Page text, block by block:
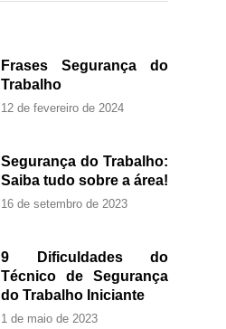
Frases Segurança do
Trabalho
12 de fevereiro de 2024
Segurança do Trabalho:
Saiba tudo sobre a área!
16 de setembro de 2023
9 Dificuldades do
Técnico de Segurança
do Trabalho Iniciante
1 de maio de 2023